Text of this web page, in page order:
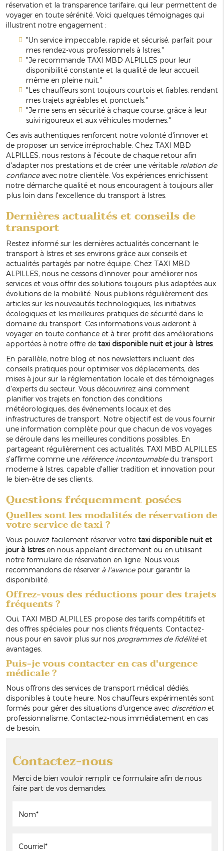
réservation et la transparence tarifaire, qui leur permettent de
voyager en toute sérénité. Voici quelques témoignages qui
illustrent notre engagement :
"Un service impeccable, rapide et sécurisé, parfait pour
mes rendez-vous professionnels à Istres."
"Je recommande TAXI MBD ALPILLES pour leur
disponibilité constante et la qualité de leur accueil,
même en pleine nuit."
"Les chauffeurs sont toujours courtois et fiables, rendant
mes trajets agréables et ponctuels."
"Je me sens en sécurité à chaque course, grâce à leur
suivi rigoureux et aux véhicules modernes."
Ces avis authentiques renforcent notre volonté d'innover et
de proposer un service irréprochable. Chez TAXI MBD
ALPILLES, nous restons à l'écoute de chaque retour afin
d'adapter nos prestations et de créer une véritable relation de
confianceavec notre clientèle. Vos expériences enrichissent
notre démarche qualité et nous encouragent à toujours aller
plus loin dans l'excellence du transport à Istres.
Dernières actualités et conseils de
transport
Restez informé sur les dernières actualités concernant le
transport à Istres et ses environs grâce aux conseils et
actualités partagés par notre équipe. Chez TAXI MBD
ALPILLES, nous ne cessons d'innover pour améliorer nos
services et vous offrir des solutions toujours plus adaptées aux
évolutions de la mobilité. Nous publions régulièrement des
articles sur les nouveautés technologiques, les initiatives
écologiques et les meilleures pratiques de sécurité dans le
domaine du transport. Ces informations vous aideront à
voyager en toute confiance et à tirer profit des améliorations
apportées à notre offre de taxi disponible nuit et jour à Istres.
En parallèle, notre blog et nos newsletters incluent des
conseils pratiques pour optimiser vos déplacements, des
mises à jour sur la réglementation locale et des témoignages
d'experts du secteur. Vous découvrirez ainsi comment
planifier vos trajets en fonction des conditions
météorologiques, des événements locaux et des
infrastructures de transport. Notre objectif est de vous fournir
une information complète pour que chacun de vos voyages
se déroule dans les meilleures conditions possibles. En
partageant régulièrement ces actualités, TAXI MBD ALPILLES
s'affirme comme une référence incontournabledu transport
moderne à Istres, capable d'allier tradition et innovation pour
le bien-être de ses clients.
Questions fréquemment posées
Quelles sont les modalités de réservation de
votre service de taxi ?
Vous pouvez facilement réserver votre taxi disponible nuit et
jour à Istresen nous appelant directement ou en utilisant
notre formulaire de réservation en ligne. Nous vous
recommandons de réserver à l'avancepour garantir la
disponibilité.
Offrez-vous des réductions pour des trajets
fréquents ?
Oui, TAXI MBD ALPILLES propose des tarifs compétitifs et
des offres spéciales pour nos clients fréquents. Contactez-
nous pour en savoir plus sur nos programmes de fidélitéet
avantages.
Puis-je vous contacter en cas d'urgence
médicale ?
Nous offrons des services de transport médical dédiés,
disponibles à toute heure. Nos chauffeurs expérimentés sont
formés pour gérer des situations d'urgence avec discrétionet
professionnalisme. Contactez-nous immédiatement en cas
de besoin.
Contactez-nous
Merci de bien vouloir remplir ce formulaire afin de nous
faire part de vos demandes.